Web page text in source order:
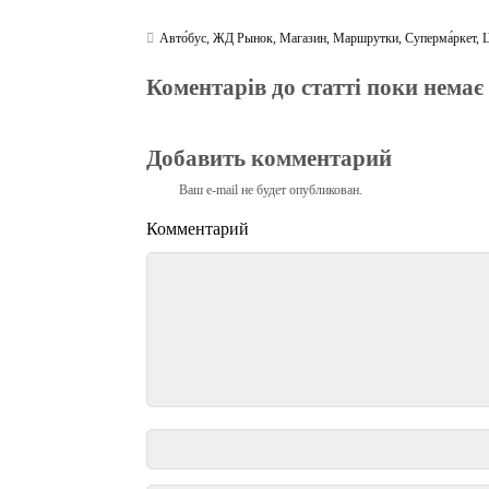
Авто́бус,ЖД Рынок,Магазин,Маршрутки,Суперма́ркет,
Коментарів до статті поки немає
Добавить комментарий
Ваш e-mail не будет опубликован.
Комментарий